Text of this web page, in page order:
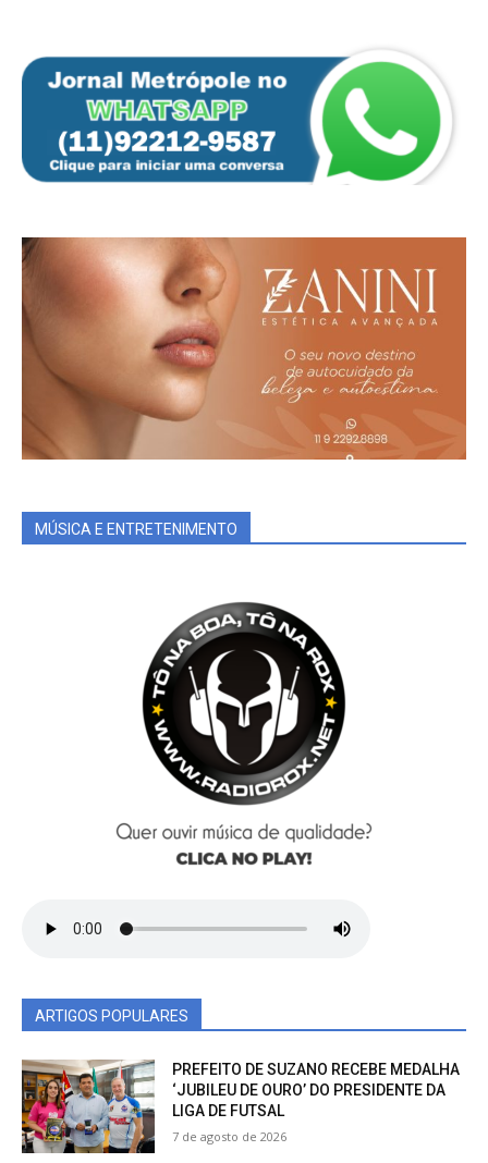
MÚSICA E ENTRETENIMENTO
ARTIGOS POPULARES
PREFEITO DE SUZANO RECEBE MEDALHA
‘JUBILEU DE OURO’ DO PRESIDENTE DA
LIGA DE FUTSAL
7 de agosto de 2026